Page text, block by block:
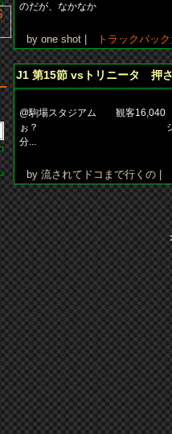
のだが、なかなか
by one shot | トラックバッ
J1 第15節 vsトリニータ 押
@駒場スタジアム 観
ぉ？ シーチケの方、
分...
by 流されてドコまで行くの |